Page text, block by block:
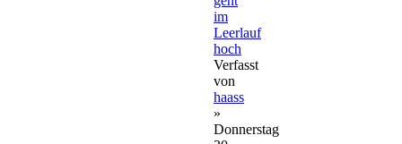
im
Leerlauf
hoch
Verfasst
von
haass
»
Donnerstag